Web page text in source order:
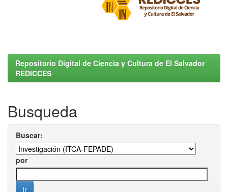
Repositorio Digital de Ciencia y Cultura de El Salvador
REDICCES
Busqueda
Buscar:
por